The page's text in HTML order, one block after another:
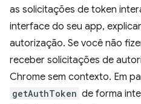
as solicitações de token
interface do seu app,
autorização. Se você não
receber solicitações de
Chrome sem contexto. Em
getAuthToken de forma